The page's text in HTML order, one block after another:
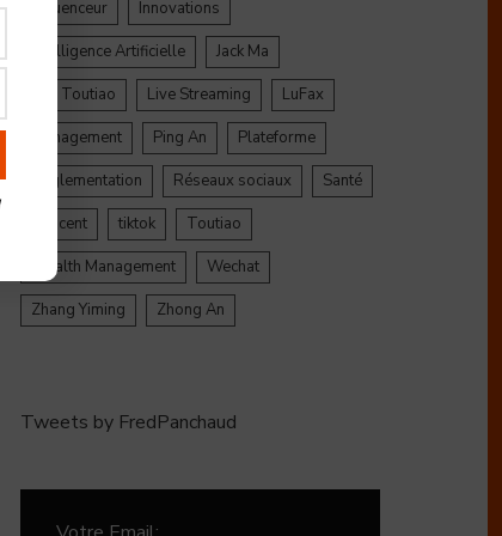
Influenceur
Innovations
Intelligence Artificielle
Jack Ma
Jinri Toutiao
Live Streaming
LuFax
Management
Ping An
Plateforme
Réglementation
Réseaux sociaux
Santé
Tencent
tiktok
Toutiao
Wealth Management
Wechat
Zhang Yiming
Zhong An
Tweets by FredPanchaud